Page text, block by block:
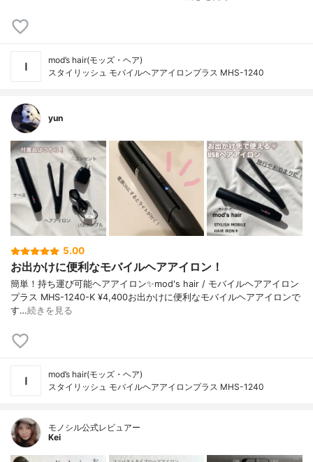
mod’s hair(モッズ・ヘア)
スタイリッシュ モバイルヘアアイロンプラス MHS-1240
yun
5.00
お出かけに便利なモバイルヘアアイロン！
簡単！持ち運び可能ヘアアイロン✨mod's hair / モバイルヘアアイロン
プラス MHS-1240-K ¥4,400お出かけに便利なモバイルヘアアイロンで
す…続きを見る
mod’s hair(モッズ・ヘア)
スタイリッシュ モバイルヘアアイロンプラス MHS-1240
モノシル公式レビュアー
Kei